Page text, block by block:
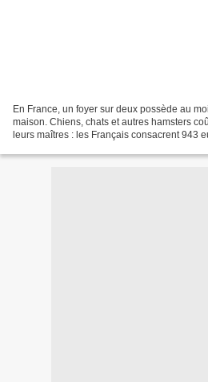
En France, un foyer sur deux possède au
maison. Chiens, chats et autres hamsters
leurs maîtres : les Français consacrent 943